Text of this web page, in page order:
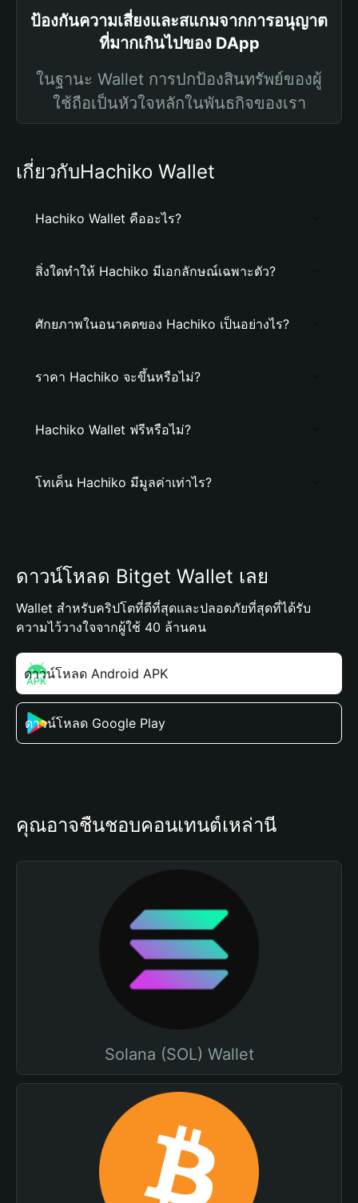
ป้องกันความเสี่ยงและสแกมจากการอนุญาต
ที่มากเกินไปของ DApp
ในฐานะ Wallet การปกป้องสินทรัพย์ของผู้
ใช้ถือเป็นหัวใจหลักในพันธกิจของเรา
เกี่ยวกับHachiko Wallet
Hachiko Wallet คืออะไร?
สิ่งใดทำให้ Hachiko มีเอกลักษณ์เฉพาะตัว?
ศักยภาพในอนาคตของ Hachiko เป็นอย่างไร?
ราคา Hachiko จะขึ้นหรือไม่?
Hachiko Wallet ฟรีหรือไม่?
โทเค็น Hachiko มีมูลค่าเท่าไร?
ดาวน์โหลด Bitget Wallet เลย
Wallet สำหรับคริปโตที่ดีที่สุดและปลอดภัยที่สุดที่ได้รับ
ความไว้วางใจจากผู้ใช้ 40 ล้านคน
ดาวน์โหลด Android APK
ดาวน์โหลด Google Play
คุณอาจชื่นชอบคอนเทนต์เหล่านี้
Solana (SOL) Wallet